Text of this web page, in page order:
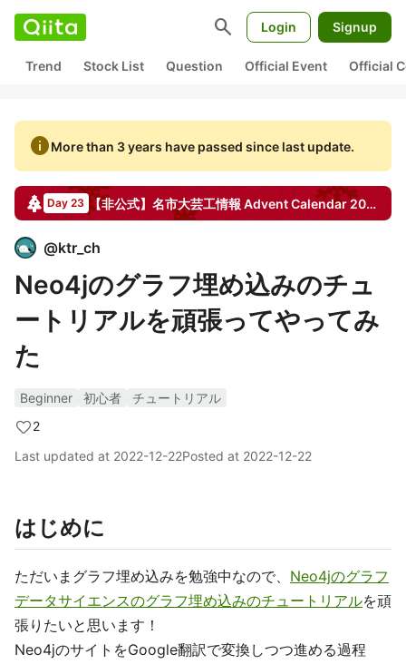
search Login Signup
Trend Stock List Question Official Event Official
infoMore than 3 years have passed since last update.
Day 23 【非公式】名市大芸工情報 Advent Calendar2022
@ktr_ch
Neo4jのグラフ埋め込みのチュ
ートリアルを頑張ってやってみ
た
Beginner 初心者
チュートリアル
2
Last updated at 2022-12-22Posted at 2022-12-22
はじめに
ただいまグラフ埋め込みを勉強中なので、 Neo4jのグラフ
データサイエンスのグラフ埋め込みのチュートリアルを頑
張りたいと思います！
Neo4jのサイトをGoogle翻訳で変換しつつ進める過程